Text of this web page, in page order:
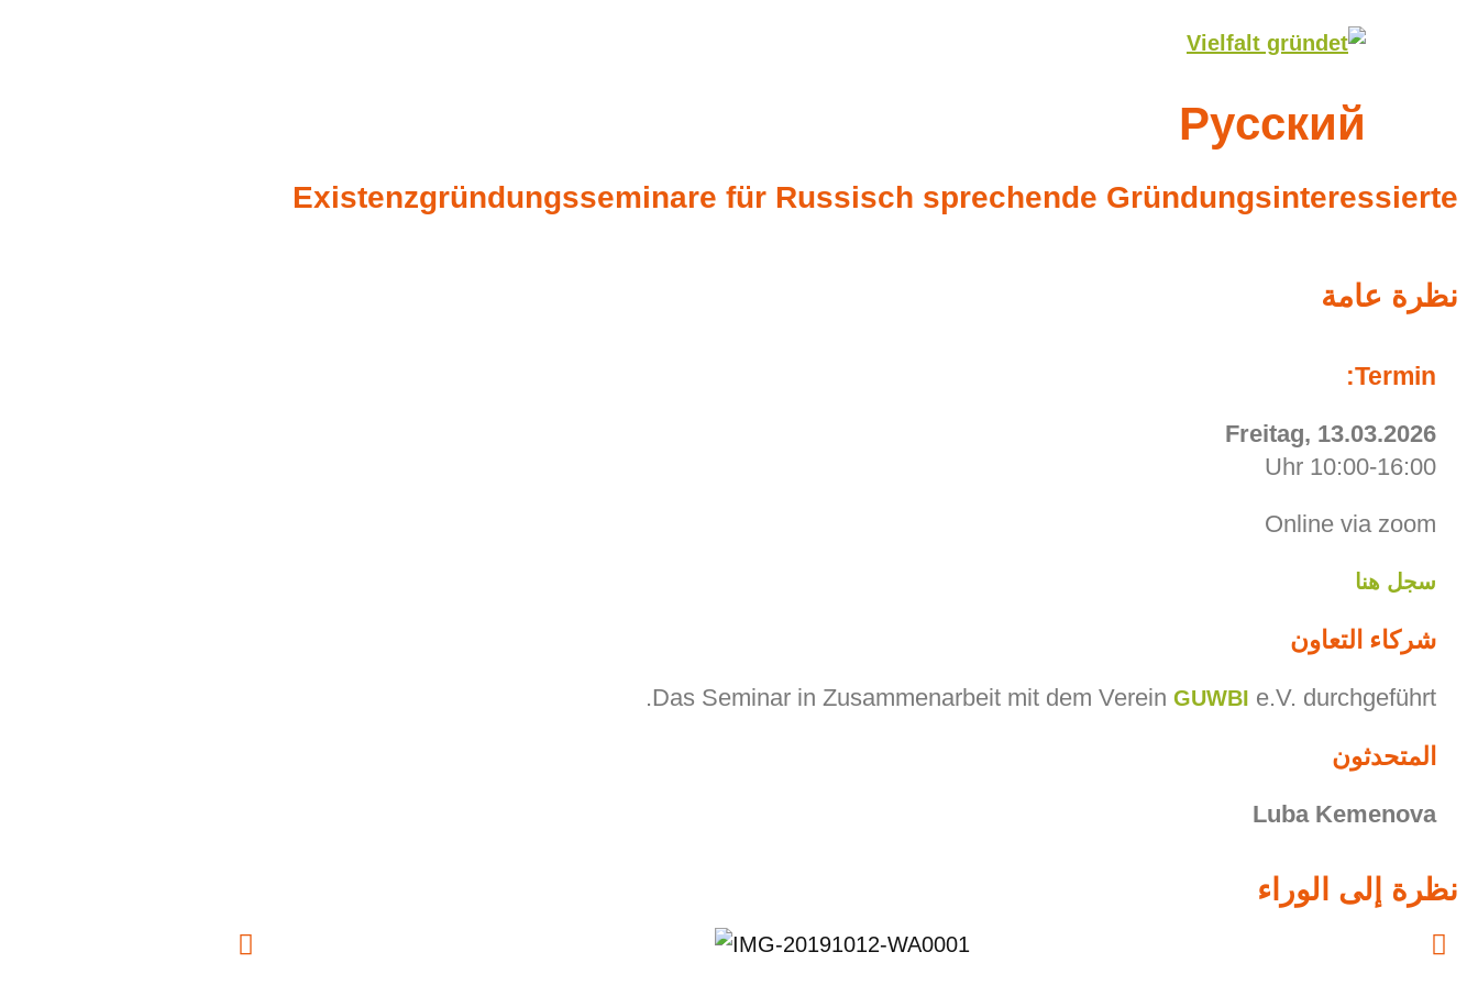
Pyсский
Existenzgründungsseminare für Russisch sprechende Gründungsinteressierte
نظرة عامة
Termin:
Freitag, 13.03.2026
10:00-16:00 Uhr
Online via zoom
سجل هنا
شركاء التعاون
Das Seminar in Zusammenarbeit mit dem Verein GUWBI e.V. durchgeführt.
المتحدثون
Luba Kemenova
نظرة إلى الوراء